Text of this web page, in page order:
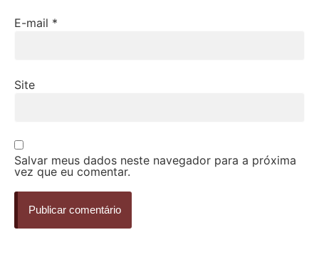
E-mail *
Site
Salvar meus dados neste navegador para a próxima
vez que eu comentar.